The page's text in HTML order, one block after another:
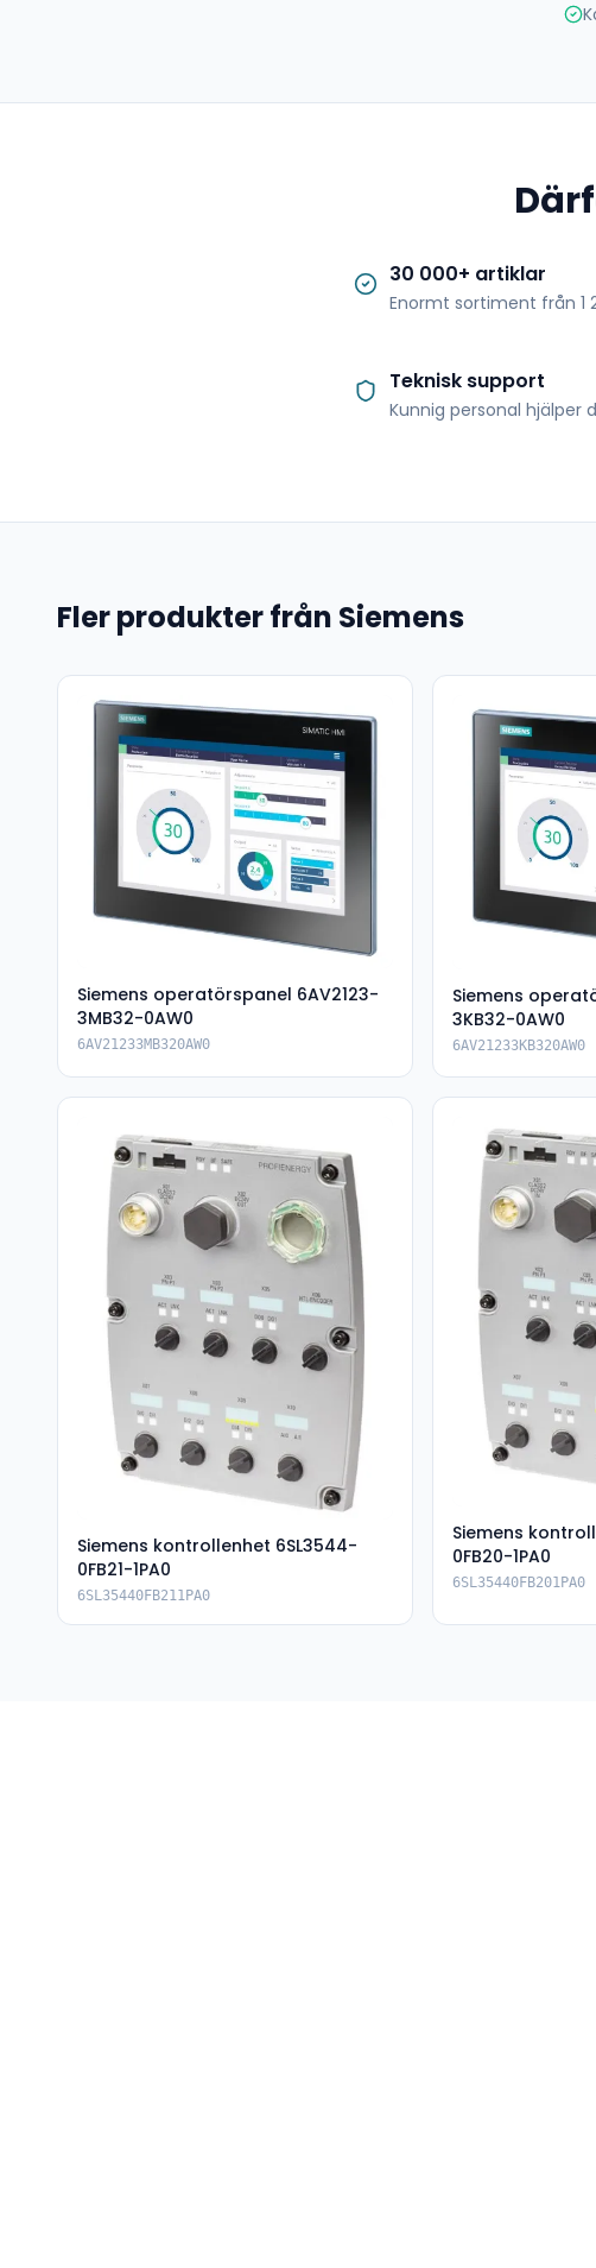
30 000+ artiklar
Enormt sortiment från 1
Teknisk support
Kunnig personal hjälper
Fler produkter från Siemens
Siemens operatörspanel 6AV2123-
3MB32-0AW0
6AV21233MB320AW0
Siemens
3KB32-0AW0
6AV21233KB320AW0
Siemens kontrollenhet 6SL3544-
0FB21-1PA0
6SL35440FB211PA0
Siemens
0FB20-1PA0
6SL35440FB201PA0